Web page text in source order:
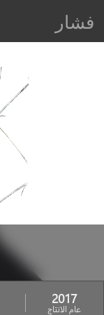
فشار
2017
عام الانتاج